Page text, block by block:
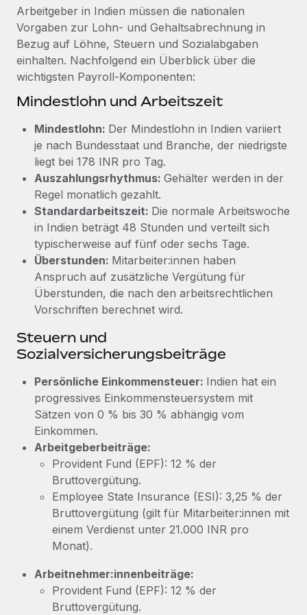
Geräten
Gründung von Niederlassungen
Schnelle, rechtssichere Gründung von
Niederlassungen
Mobilität und Relocation
Benefits
Mühelose Verwaltung von Benefits
Strategische Partnerschaft zwischen
Reverse Tech und Remote für Contractor
Management und Payroll
Wellness-Startup Reverse Tech hat das globale...
Mehr erfahren
Contractor Management
Steuern
Den Blog erkunden
BLOG
Neues zu Remote-Produkten: Integration mit
Gusto und Zero und Contractor Management
Plus
Auch im neuen Jahr wollen wir bei Remote Unternehmen
aller Größen dabei unterstützen, die beste...
Mehr erfahren
Wie Phiture 55 Mitarbeiter:innen in 19 Ländern
mit Remote verwaltet
Phiture ist der unumstrittene Marktführer im Bereich der
Wachstumsberatung für mobile Apps. Das...
Mehr erfahren
Arbeitgeber in Indien müssen die nationalen
Vorgaben zur Lohn- und Gehaltsabrechnung in
Bezug auf Löhne, Steuern und Sozialabgaben
einhalten. Nachfolgend ein Überblick über die
wichtigsten Payroll-Komponenten:
Mindestlohn und Arbeitszeit
Mindestlohn: Der Mindestlohn in Indien variiert
je nach Bundesstaat und Branche, der niedrigste
liegt bei 178 INR pro Tag.
Auszahlungsrhythmus: Gehälter werden in der
Regel monatlich gezahlt.
Standardarbeitszeit: Die normale Arbeitswoche
in Indien beträgt 48 Stunden und verteilt sich
typischerweise auf fünf oder sechs Tage.
Überstunden: Mitarbeiter:innen haben
Anspruch auf zusätzliche Vergütung für
Überstunden, die nach den arbeitsrechtlichen
Vorschriften berechnet wird.
Steuern und
Sozialversicherungsbeiträge
Persönliche Einkommensteuer: Indien hat ein
progressives Einkommensteuersystem mit
Sätzen von 0 % bis 30 % abhängig vom
Einkommen.
Arbeitgeberbeiträge:
Provident Fund (EPF): 12 % der
Bruttovergütung.
Employee State Insurance (ESI): 3,25 % der
Bruttovergütung (gilt für Mitarbeiter:innen mit
einem Verdienst unter 21.000 INR pro
Monat).
Arbeitnehmer:innenbeiträge:
Provident Fund (EPF): 12 % der
Bruttovergütung.